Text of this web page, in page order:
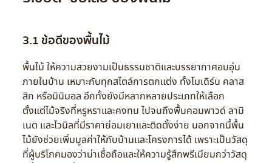
3.1 ข้อดีของพื้นไม้
พื้นไม้ ให้ความสวยงามเป็นธรรมชาติและบรรยากาศอบอุ่น
ภายในบ้าน เหมาะกับทุกสไตล์การตกแต่ง ทั้งโมเดิร์น คลาส
สิก หรือมินิมอล อีกทั้งยังมีหลากหลายประเภทให้เลือก
ตั้งแต่ไม้จริงที่หรูหราและคงทน ไปจนถึงพื้นคอมพาวด์ ลามิ
เนต และไวนิลที่มีราคาย่อมเยาและติดตั้งง่าย นอกจากนี้พื้น
ไม้ยังช่วยเพิ่มมูลค่าให้กับบ้านและโครงการได้ เพราะเป็นวัสดุ
ที่ผู้บริโภคมองว่าน่าเชื่อถือและให้ความรู้สึกพรีเมียมกว่าวัสดุ